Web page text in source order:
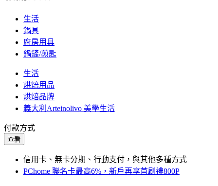
生活
鍋具
廚房用具
鍋鏟/煎匙
生活
烘焙用品
烘焙品牌
義大利Arteinolivo 美學生活
付款方式
查看
信用卡、無卡分期、行動支付，與其他多種方式
PChome 聯名卡最高6%，新戶再享首刷禮800P